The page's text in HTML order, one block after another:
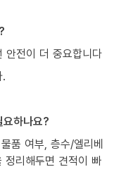
안전이 더 중요합니다
.
하나요?
품 여부, 층수/엘리베
정리해두면 견적이 빠